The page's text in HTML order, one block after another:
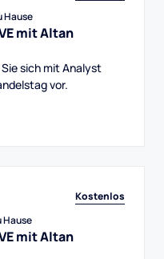
Hause
mit Altan
sich mit Analyst
vor.
Kostenlos
Hause
mit Altan